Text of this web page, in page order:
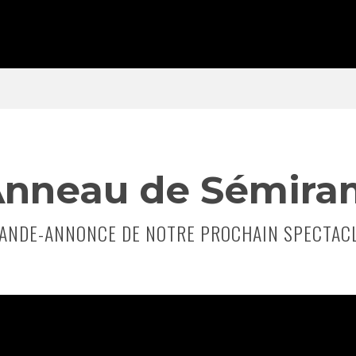
de
ANNONCE DE NOTRE PROCHAIN